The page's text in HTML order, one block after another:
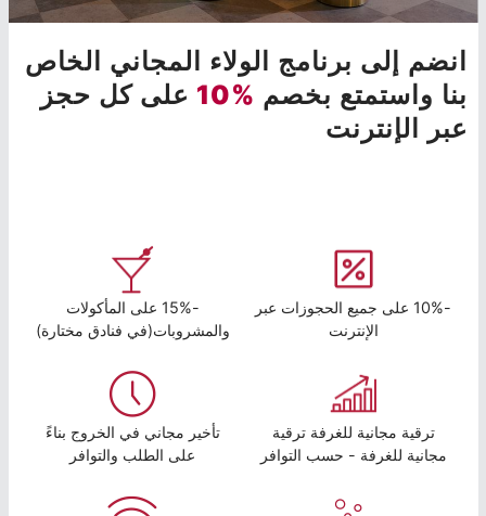
انضم إلى برنامج الولاء المجاني الخاص
بنا واستمتع بخصم %10
على كل حجز
عبر الإنترنت
-10% على جميع الحجوزات عبر
الإنترنت
-15% على المأكولات
والمشروبات(في فنادق مختارة)
ترقية مجانية للغرفة ترقية
مجانية للغرفة - حسب التوافر
تأخير مجاني في الخروج بناءً
على الطلب والتوافر